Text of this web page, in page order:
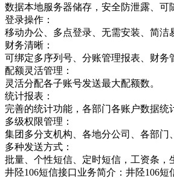
数据本地服务器储存，安全防泄露、可
登录操作：
移动办公、多点登录、无需安装、简洁
财务清晰：
可绑定多序列号、分账管理报表、财务
配额灵活管理：
灵活分配各子账号发送最大配额数。
统计报表：
完善的统计功能，各部门各账户数据统
多级权限管理：
集团多分支机构、各地分公司、各部门
多种发送方式：
批量、个性短信、定时短信，工资条，
井陉106短信接口业务简介：井陉106